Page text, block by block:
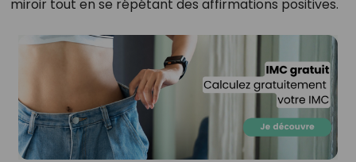
miroir tout en se répétant des affirmations positives.